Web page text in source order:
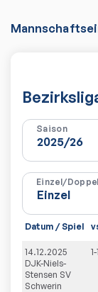
Saison
Einzel/Doppel
Datum / Spiel
14.12.2025
DJK-Niels-
Stensen SV
Schwerin
1-1